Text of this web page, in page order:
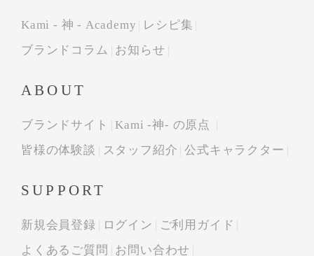
Kami - 神 - Academy
レシピ集
ブランドコラム
お知らせ
ABOUT
ブランドサイト
Kami -神- の原点
皆様の体験談
スタッフ紹介 公式キャラクター
SUPPORT
新規会員登録 ログイン
ご利用ガイド
よくあるご質問
お問い合わせ